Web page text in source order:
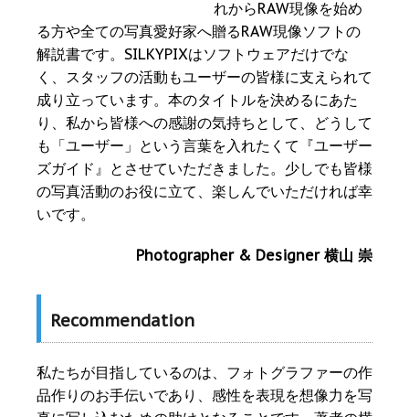
れからRAW現像を始め
る方や全ての写真愛好家へ贈るRAW現像ソフトの
解説書です。SILKYPIXはソフトウェアだけでな
く、スタッフの活動もユーザーの皆様に支えられて
成り立っています。本のタイトルを決めるにあた
り、私から皆様への感謝の気持ちとして、どうして
も「ユーザー」という言葉を入れたくて『ユーザー
ズガイド』とさせていただきました。少しでも皆様
の写真活動のお役に立て、楽しんでいただければ幸
いです。
Photographer & Designer 横山 崇
Recommendation
私たちが目指しているのは、フォトグラファーの作
品作りのお手伝いであり、感性を表現を想像力を写